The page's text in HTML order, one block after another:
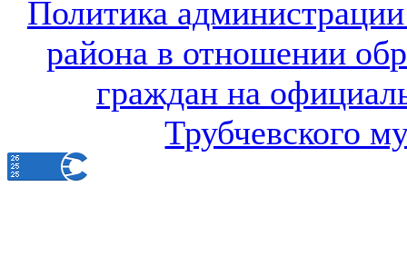
Политика
района в отношении
граждан на
Трубчевского